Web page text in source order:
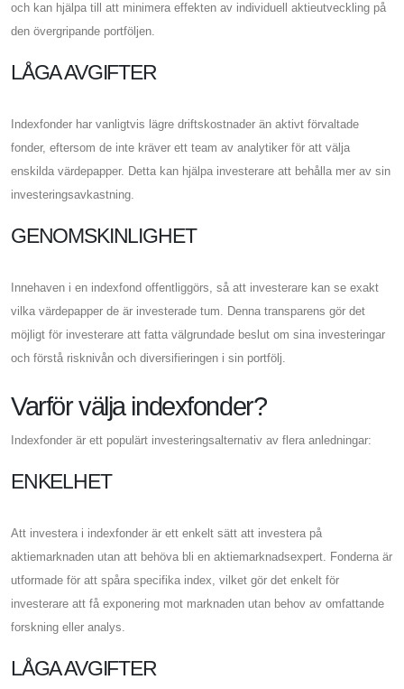
och kan hjälpa till att minimera effekten av individuell aktieutveckling på
den övergripande portföljen.
LÅGA AVGIFTER
Indexfonder har vanligtvis lägre driftskostnader än aktivt förvaltade
fonder, eftersom de inte kräver ett team av analytiker för att välja
enskilda värdepapper. Detta kan hjälpa investerare att behålla mer av sin
investeringsavkastning.
GENOMSKINLIGHET
Innehaven i en indexfond offentliggörs, så att investerare kan se exakt
vilka värdepapper de är investerade tum. Denna transparens gör det
möjligt för investerare att fatta välgrundade beslut om sina investeringar
och förstå risknivån och diversifieringen i sin portfölj.
Varför välja indexfonder?
Indexfonder är ett populärt investeringsalternativ av flera anledningar:
ENKELHET
Att investera i indexfonder är ett enkelt sätt att investera på
aktiemarknaden utan att behöva bli en aktiemarknadsexpert. Fonderna är
utformade för att spåra specifika index, vilket gör det enkelt för
investerare att få exponering mot marknaden utan behov av omfattande
forskning eller analys.
LÅGA AVGIFTER